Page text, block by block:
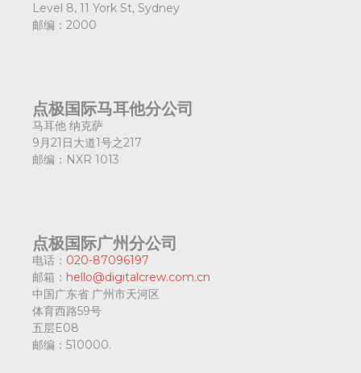
Level 8, 11 York St, Sydney
邮编： 2000
点极国际马耳他分公司
马耳他 纳克萨
9月21日大道1号之217
邮编： NXR 1013
点极国际广州分公司
电话： 020-87096197
邮箱： hello@digitalcrew.com.cn
中国广东省 广州市天河区
体育西路59号
五层E08
邮编： 510000.